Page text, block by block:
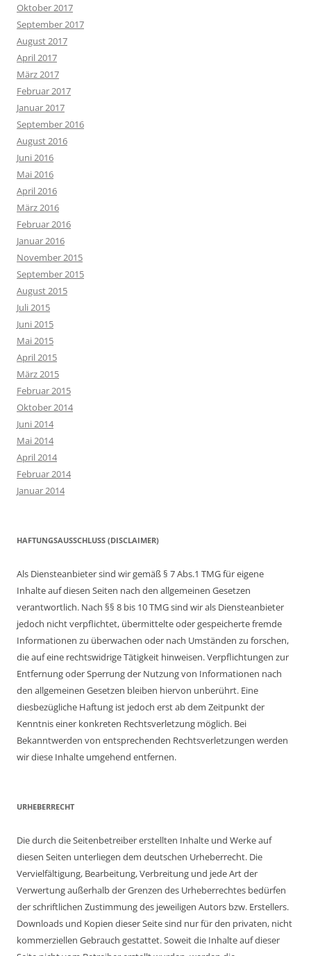
Oktober 2017
September 2017
August 2017
April 2017
März 2017
Februar 2017
Januar 2017
September 2016
August 2016
Juni 2016
Mai 2016
April 2016
März 2016
Februar 2016
Januar 2016
November 2015
September 2015
August 2015
Juli 2015
Juni 2015
Mai 2015
April 2015
März 2015
Februar 2015
Oktober 2014
Juni 2014
Mai 2014
April 2014
Februar 2014
Januar 2014
HAFTUNGSAUSSCHLUSS (DISCLAIMER)
Als Diensteanbieter sind wir gemäß § 7 Abs.1 TMG für eigene
Inhalte auf diesen Seiten nach den allgemeinen Gesetzen
verantwortlich. Nach §§ 8 bis 10 TMG sind wir als Diensteanbieter
jedoch nicht verpflichtet, übermittelte oder gespeicherte fremde
Informationen zu überwachen oder nach Umständen zu forschen,
die auf eine rechtswidrige Tätigkeit hinweisen. Verpflichtungen zur
Entfernung oder Sperrung der Nutzung von Informationen nach
den allgemeinen Gesetzen bleiben hiervon unberührt. Eine
diesbezügliche Haftung ist jedoch erst ab dem Zeitpunkt der
Kenntnis einer konkreten Rechtsverletzung möglich. Bei
Bekanntwerden von entsprechenden Rechtsverletzungen werden
wir diese Inhalte umgehend entfernen.
URHEBERRECHT
Die durch die Seitenbetreiber erstellten Inhalte und Werke auf
diesen Seiten unterliegen dem deutschen Urheberrecht. Die
Vervielfältigung, Bearbeitung, Verbreitung und jede Art der
Verwertung außerhalb der Grenzen des Urheberrechtes bedürfen
der schriftlichen Zustimmung des jeweiligen Autors bzw. Erstellers.
Downloads und Kopien dieser Seite sind nur für den privaten, nicht
kommerziellen Gebrauch gestattet. Soweit die Inhalte auf dieser